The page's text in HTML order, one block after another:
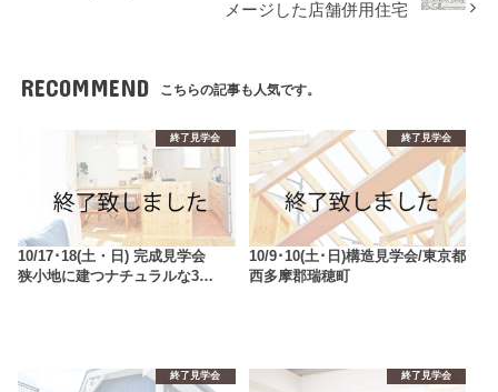
メージした店舗併用住宅
RECOMMEND こちらの記事も人気です。
終了見学会
10/17･18(土・日) 完成見学会
狭小地に建つナチュラルな3…
終了見学会
10/9･10(土･日)構造見学会/東京都
西多摩郡瑞穂町
終了見学会 終了見学会